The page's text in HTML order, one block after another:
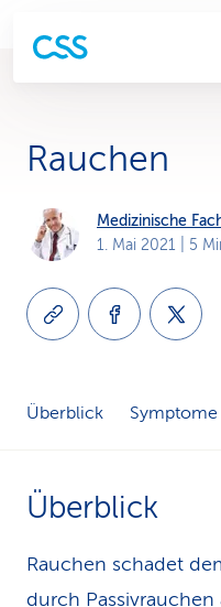
Rauchen
Medizinische
1. Mai 2021 | 5
Überblick Symptome
Überblick
Rauchen schadet
durch